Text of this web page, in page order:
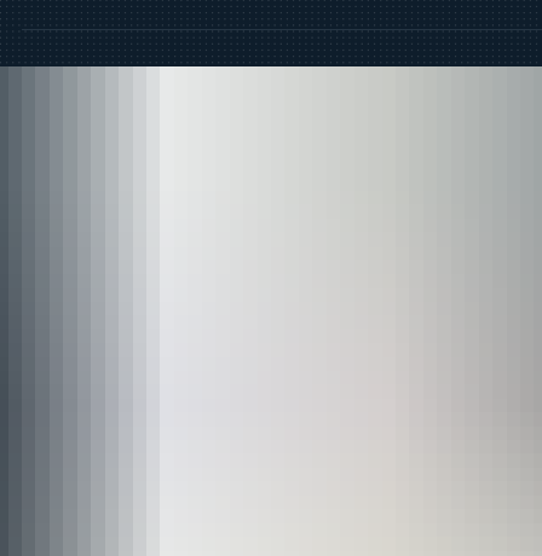
Guía de derecho preventivo para empresas en Venezuela: cómo
tu compañía y evitar multas, sanciones administrativas y litigios
costosos.